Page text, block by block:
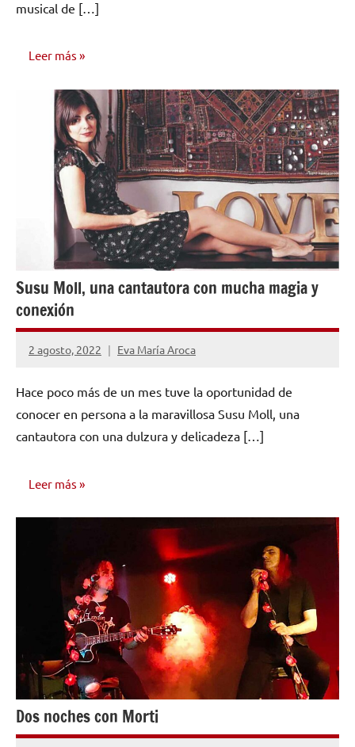
musical de […]
Leer más
NÚMEROS
PUBLICADOS
Susu Moll, una cantautora con mucha magia y
conexión
2 agosto, 2022 Eva María Aroca
14
Hace poco más de un mes tuve la oportunidad de
conocer en persona a la maravillosa Susu Moll, una
cantautora con una dulzura y delicadeza […]
Leer más
Dos noches con Morti